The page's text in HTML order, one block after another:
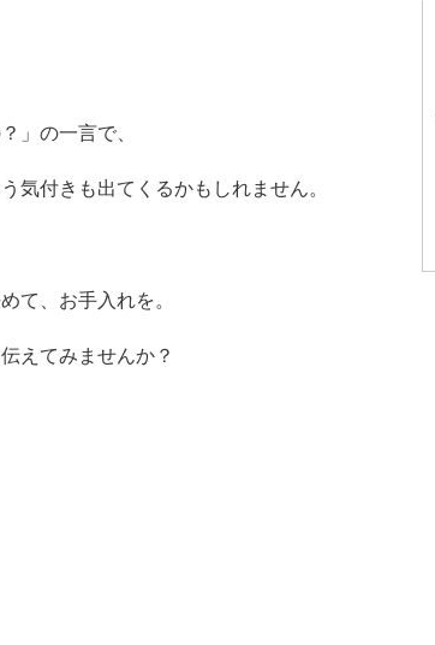
」の一言で、
気付きも出てくるかもしれません。
て、お手入れを。
えてみませんか？
ための家庭科